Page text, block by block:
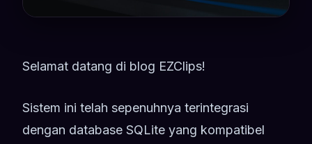
Selamat datang di blog EZClips!
Sistem ini telah sepenuhnya terintegrasi
dengan database SQLite yang kompatibel